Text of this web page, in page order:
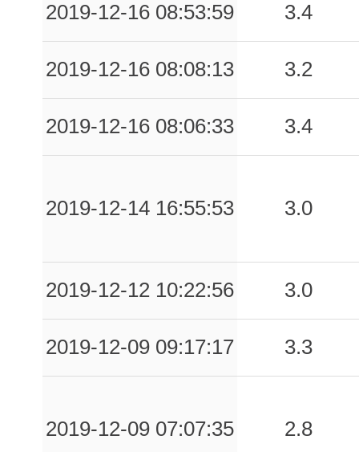
2019-12-16 08:53:59 3.4
2019-12-16 08:08:13 3.2
2019-12-16 08:06:33 3.4
2019-12-14 16:55:53 3.0
2019-12-12 10:22:56 3.0
2019-12-09 09:17:17 3.3
2019-12-09 07:07:35 2.8